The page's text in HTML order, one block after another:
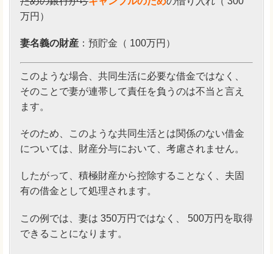
万円）
妻名義の財産 ：預貯金（ 100万円）
このような場合、共同生活に必要な借金ではなく、
そのことで妻が連帯して責任を負うのは不当と言え
ます。
そのため、このような共同生活とは関係のない借金
については、財産分与において、考慮されません。
したがって、積極財産から控除することなく、夫固
有の借金として処理されます。
この例では、妻は 350万円ではなく、 500万円を取得
できることになります。